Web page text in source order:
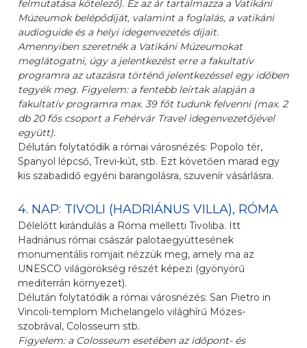
felmutatása kötelező). Ez az ár tartalmazza a Vatikáni
Múzeumok belépődíját, valamint a foglalás, a vatikáni
audioguide és a helyi idegenvezetés díjait.
Amennyiben szeretnék a Vatikáni Múzeumokat
meglátogatni, úgy a jelentkezést erre a fakultatív
programra az utazásra történő jelentkezéssel egy időben
tegyék meg. Figyelem: a fentebb leírtak alapján a
fakultatív programra max. 39 főt tudunk felvenni (max. 2
db 20 fős csoport a Fehérvár Travel idegenvezetőjével
együtt).
Délután folytatódik a római városnézés: Popolo tér,
Spanyol lépcső, Trevi-kút, stb. Ezt követően marad egy
kis szabadidő egyéni barangolásra, szuvenír vásárlásra.
4. NAP: TIVOLI (HADRIÁNUS VILLA), RÓMA
Délelőtt kirándulás a Róma melletti Tivoliba. Itt
Hadriánus római császár palotaegyüttesének
monumentális romjait nézzük meg, amely ma az
UNESCO világörökség részét képezi (gyönyörű
mediterrán környezet).
Délután folytatódik a római városnézés: San Pietro in
Vincoli-templom Michelangelo világhírű Mózes-
szobrával, Colosseum stb.
Figyelem: a Colosseum esetében az időpont- és